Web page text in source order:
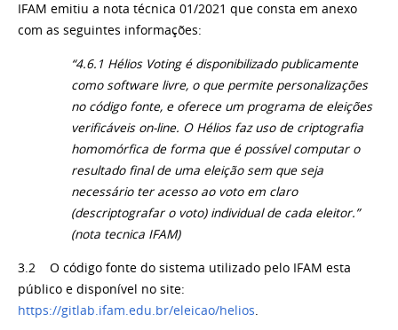
IFAM emitiu a nota técnica 01/2021 que consta em anexo
com as seguintes informações:
“4.6.1 Hélios Voting é disponibilizado publicamente
como software livre, o que permite personalizações
no código fonte, e oferece um programa de eleições
verificáveis on-line. O Hélios faz uso de criptografia
homomórfica de forma que é possível computar o
resultado final de uma eleição sem que seja
necessário ter acesso ao voto em claro
(descriptografar o voto) individual de cada eleitor.”
(nota tecnica IFAM)
3.2 O código fonte do sistema utilizado pelo IFAM esta
público e disponível no site:
https://gitlab.ifam.edu.br/eleicao/helios.